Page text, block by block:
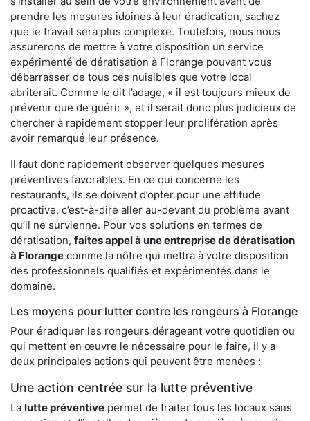
prendre les mesures idoines à leur éradication, sachez
que le travail sera plus complexe. Toutefois, nous nous
assurerons de mettre à votre disposition un service
expérimenté de dératisation à Florange pouvant vous
débarrasser de tous ces nuisibles que votre local
abriterait. Comme le dit l’adage, « il est toujours mieux de
prévenir que de guérir », et il serait donc plus judicieux de
chercher à rapidement stopper leur prolifération après
avoir remarqué leur présence.
Il faut donc rapidement observer quelques mesures
préventives favorables. En ce qui concerne les
restaurants, ils se doivent d’opter pour une attitude
proactive, c’est-à-dire aller au-devant du problème avant
qu’il ne survienne. Pour vos solutions en termes de
dératisation, faites appel à une entreprise de dératisation
à Florange comme la nôtre qui mettra à votre disposition
des professionnels qualifiés et expérimentés dans le
domaine.
Les moyens pour lutter contre les rongeurs à Florange
Pour éradiquer les rongeurs dérageant votre quotidien ou
qui mettent en œuvre le nécessaire pour le faire, il y a
deux principales actions qui peuvent être menées :
Une action centrée sur la lutte préventive
La lutte préventive permet de traiter tous les locaux sans